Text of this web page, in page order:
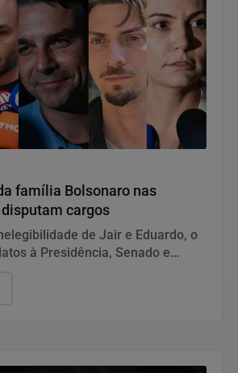
família Bolsonaro nas
cargos
de Jair e Eduardo, o
à Presidência, Senado e